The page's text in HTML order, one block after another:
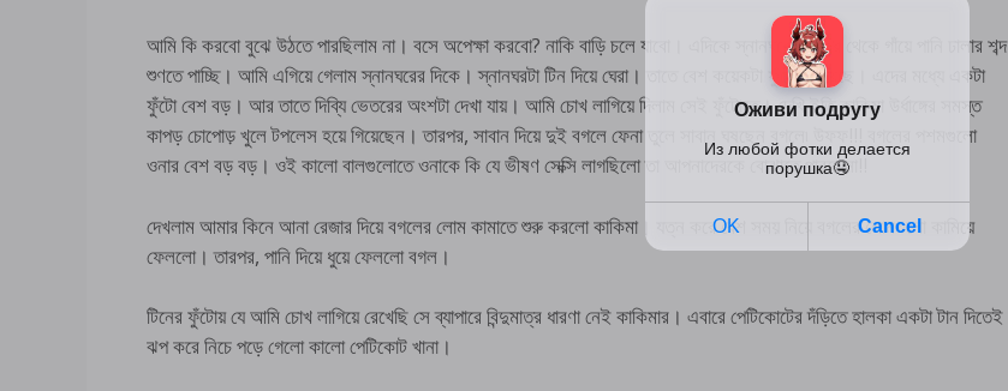
আমি কি করবো বুঝে উঠতে পারছিলাম না। বসে অপেক্ষা করবো? নাকি বাড়ি চলে যাবো। এদিকে স্নানঘরের ভেতর থেকে গাঁয়ে পানি ঢালার শব্দ
শুণতে পাচ্ছি। আমি এগিয়ে গেলাম স্নানঘরের দিকে। স্নানঘরটা টিন দিয়ে ঘেরা। তাতে বেশ কয়েকটা ফুঁটোও হয়েছে। এদের মধ্যে একটা
ফুঁটো বেশ বড়। আর তাতে দিব্যি ভেতরের অংশটা দেখা যায়। আমি চোখ লাগিয়ে দিলাম সেই ফুঁটোতে। দেখি ইতি কাকিমা উর্ধাঙ্গের সমস্ত
কাপড় চোপোড় খুলে টপলেস হয়ে গিয়েছেন। তারপর, সাবান দিয়ে দুই বগলে ফেনা তুলে সাবান ঘষছেন বগলে৷ উফফ!!! বগলের পশমগুলো
ওনার বেশ বড় বড়। ওই কালো বালগুলোতে ওনাকে কি যে ভীষণ সেক্সি লাগছিলো তা আপনাদেরকে বোঝাতে পারবোনা!!
দেখলাম আমার কিনে আনা রেজার দিয়ে বগলের লোম কামাতে শুরু করলো কাকিমা। যত্ন করে বেশ সময় নিয়ে বগলের লোমগুলো কামিয়ে
ফেললো। তারপর, পানি দিয়ে ধুয়ে ফেললো বগল।
টিনের ফুঁটোয় যে আমি চোখ লাগিয়ে রেখেছি সে ব্যাপারে বিন্দুমাত্র ধারণা নেই কাকিমার। এবারে পেটিকোটের দঁড়িতে হালকা একটা টান দিতেই
ঝপ করে নিচে পড়ে গেলো কালো পেটিকোট খানা।